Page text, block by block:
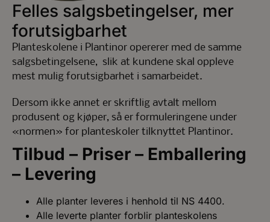
Felles salgsbetingelser, mer
forutsigbarhet
Planteskolene i Plantinor opererer med de samme
salgsbetingelsene, slik at kundene skal oppleve
mest mulig forutsigbarhet i samarbeidet.
Dersom ikke annet er skriftlig avtalt mellom
produsent og kjøper, så er formuleringene under
«normen» for planteskoler tilknyttet Plantinor.
Tilbud – Priser – Emballering
– Levering
Alle planter leveres i henhold til NS 4400.
Alle leverte planter forblir planteskolens